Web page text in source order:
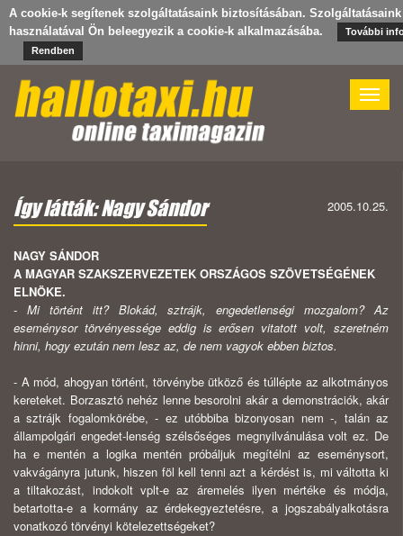
A cookie-k segítenek szolgáltatásaink biztosításában. Szolgáltatásaink
használatával Ön beleegyezik a cookie-k alkalmazásába.
További
Rendben
Toggle
Így látták: Nagy Sándor 2005.10.25.
NAGY SÁNDOR
A MAGYAR SZAKSZERVEZETEK ORSZÁGOS SZÖVETSÉGÉNEK
ELNÖKE.
- Mi történt itt? Blokád, sztrájk, engedetlenségi mozgalom? Az
esemény­sor törvényessége eddig is erősen vitatott volt, szeretném
hinni, hogy ezután nem lesz az, de nem vagyok ebben biztos.
- A mód, ahogyan történt, törvénybe ütköző és túllépte az alkotmányos
ke­reteket. Borzasztó nehéz lenne besorolni akár a demonstrációk, akár
a sztrájk fo­galomkörébe, - ez utóbbiba bizonyosan nem -, talán az
állampolgári engedet-lenség szélsőséges megnyilvánulása volt ez. De
ha e mentén a logika mentén próbáljuk megítélni az eseménysort,
vakvágányra jutunk, hiszen föl kell tenni azt a kérdést is, mi váltotta ki
a tiltakozást, indokolt vplt-e az áremelés ilyen mértéke és módja,
betartotta-e a kormány az érdekegyeztetésre, a jogszabály­alkotásra
vonatkozó törvényi kötelezettségeket?